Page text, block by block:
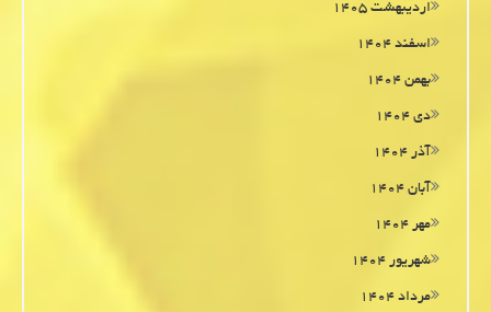
اردیبهشت ۱۴۰۵
اسفند ۱۴۰۴
بهمن ۱۴۰۴
دی ۱۴۰۴
آذر ۱۴۰۴
آبان ۱۴۰۴
مهر ۱۴۰۴
شهریور ۱۴۰۴
مرداد ۱۴۰۴